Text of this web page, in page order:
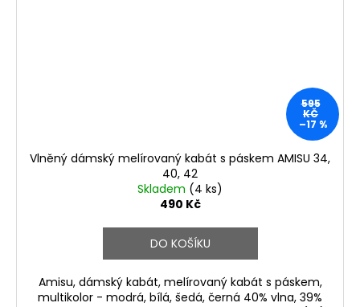
595
KČ
–17 %
Vlněný dámský melírovaný kabát s páskem AMISU 34,
40, 42
Skladem (4 ks)
490 Kč
DO KOŠÍKU
Amisu, dámský kabát, melírovaný kabát s páskem,
multikolor - modrá, bílá, šedá, černá 40% vlna, 39%